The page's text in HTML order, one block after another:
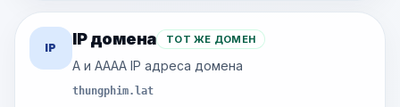
IP IP домена ТОТ ЖЕ ДОМЕН
A и AAAA IP адреса домена
thungphim.lat